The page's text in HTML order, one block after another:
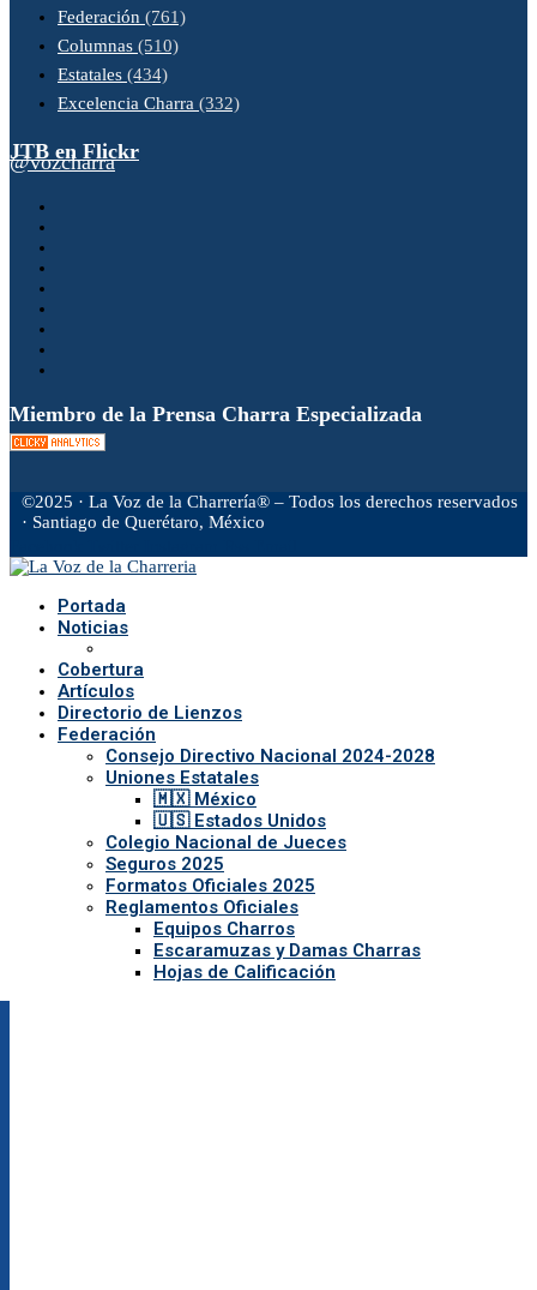
Federación (761)
Columnas (510)
Estatales (434)
Excelencia Charra (332)
JTB en Flickr
@vozcharra
Miembro de la Prensa Charra Especializada
©2025 · La Voz de la Charrería® – Todos los derechos reservados
· Santiago de Querétaro, México
Portada
Noticias
Cobertura
Artículos
Directorio de Lienzos
Federación
Consejo Directivo Nacional 2024-2028
Uniones Estatales
🇲🇽 México
🇺🇸 Estados Unidos
Colegio Nacional de Jueces
Seguros 2025
Formatos Oficiales 2025
Reglamentos Oficiales
Equipos Charros
Escaramuzas y Damas Charras
Hojas de Calificación